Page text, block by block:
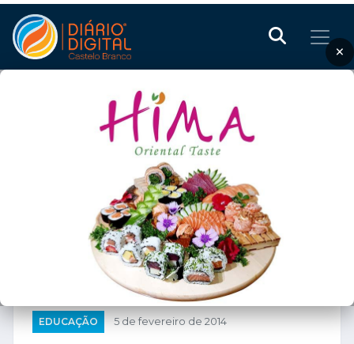
×
EDUCAÇÃO 5 de fevereiro de 2014